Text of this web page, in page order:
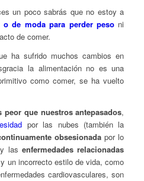
un poco sabrás que no estoy a
de moda para perder pesoni
de comer.
ha sufrido muchos cambios en
la alimentación no es una
como comer, se ha vuelto
peor que nuestros antepasados,
por las nubes (también la
obsesionada por lo
y lasenfermedades relacionadas
y un incorrecto estilo de vida, como
cardiovasculares, son